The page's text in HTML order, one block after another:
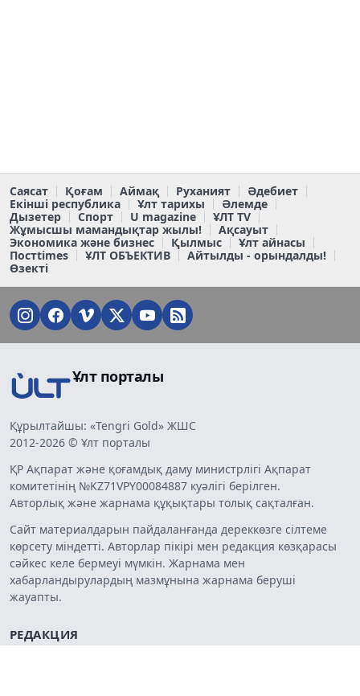
Саясат Қоғам Аймақ Руханият
Әдебиет
Екінші республика
Ұлт тарихы
Әлемде
Дызетер
Спорт U magazine
ҰЛТ TV
Жұмысшы мамандықтар жылы!
Ақсауыт
Экономика және бизнес
Қылмыс
Ұлт айнасы
Постtimes
ҰЛТ ОБЪЕКТИВ
Айтылды - орындалды!
Өзекті
Ұлт порталы
Құрылтайшы: «Tengri Gold» ЖШС
2012-2026 © Ұлт порталы
ҚР Ақпарат және қоғамдық даму министрлігі Ақпарат
комитетінің №KZ71VPY00084887 куәлігі берілген.
Авторлық және жарнама құқықтары толық сақталған.
Сайт материалдарын пайдаланғанда дереккөзге сілтеме
көрсету міндетті. Авторлар пікірі мен редакция көзқарасы
сәйкес келе бермеуі мүмкін. Жарнама мен
хабарландырулардың мазмұнына жарнама беруші
жауапты.
РЕДАКЦИЯ